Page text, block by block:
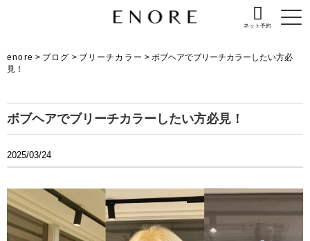
ネット予約
enore > ブログ > ブリーチカラー >ボブヘアでブリーチカラーしたい方必
見！
ボブヘアでブリーチカラーしたい方必見！
2025/03/24